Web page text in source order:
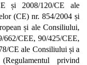
și 2008/120/CE ale
(CE) nr. 854/2004 și
și ale Consiliului,
662/CEE, 90/425/CEE,
CE ale Consiliului și a
privind